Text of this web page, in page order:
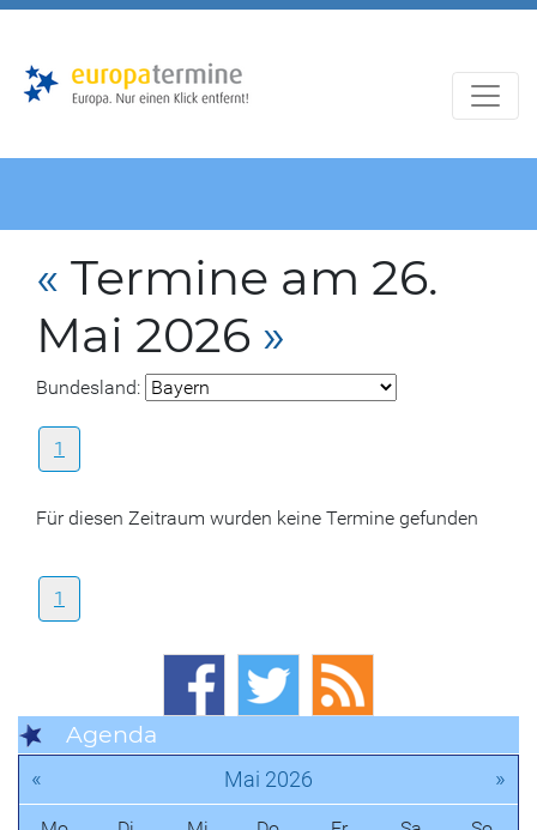
« Termine am 26.
Mai 2026 »
Bundesland:
1
Für diesen Zeitraum wurden keine Termine gefunden
1
Agenda
« Mai 2026 »